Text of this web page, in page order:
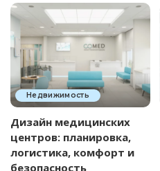
Недвижимость
Дизайн медицинских
центров: планировка,
логистика, комфорт и
безопасность